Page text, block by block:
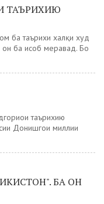
ТАЪРИХИЮ
ба таърихи халқи худ
ба ҳисоб меравад. Бо
таърихию
Донишгоҳи миллии
БА ОН